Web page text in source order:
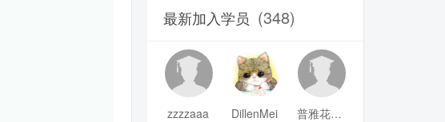
最新加入学员 (348)
zzzzaaa DillenMei 普雅花qya